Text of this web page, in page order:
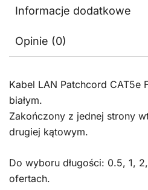
Informacje dodatkowe
Opinie (0)
Kabel LAN Patchcord CAT5e
białym.
Zakończony z jednej strony
drugiej kątowym.
Do wyboru długości: 0.5, 1,
ofertach.